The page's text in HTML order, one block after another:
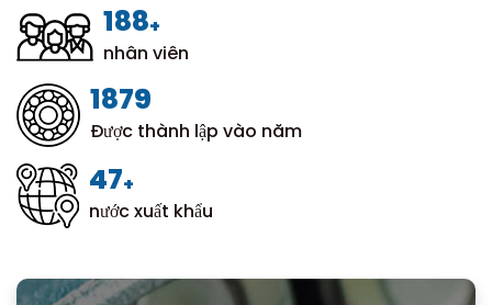
200+
nhân viên
1999
Được thành lập vào năm
50+
nước xuất khẩu